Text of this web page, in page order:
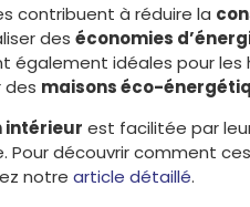
contribuent à réduire la
des économies
également idéales pour
des maisons éco-
intérieur est facilitée par
Pour découvrir comment
notre article détaillé.